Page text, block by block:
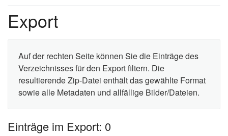
Export
Auf der rechten Seite können Sie die Einträge des
Verzeichnisses für den Export filtern. Die
resultierende Zip-Datei enthält das gewählte Format
sowie alle Metadaten und allfällige Bilder/Dateien.
Einträge im Export: 0